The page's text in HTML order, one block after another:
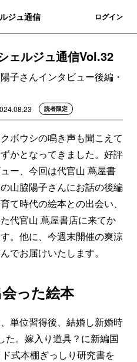
ジュ通信 ログイン
ェルジュ通信Vol.32
子さんインタビュー後編・
読者限定
ボウシの鳴き声も聞こえて
かとなってきました。好評
ー、今回は代官山 蔦屋書
山脇陽子さんにお話の後編
て時代の絵本との出会い、
代官山 蔦屋書店に来てか
。他に、今週末開催の爽涼
でお届けいたします。
った絵本
単位習得後、結婚し新婚時
た。嫁入り道具？に新編国
式本棚ぎっしり研究書を